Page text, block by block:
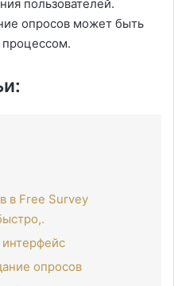
пользователей.
опросов может быть
в Free Survey
опросов